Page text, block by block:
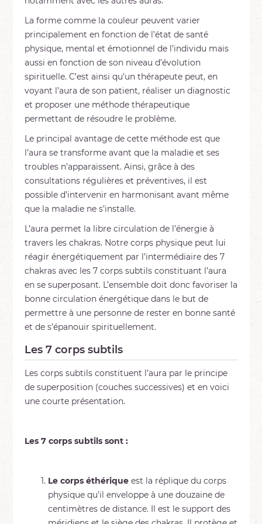
La forme comme la couleur peuvent varier
principalement en fonction de l’état de santé
physique, mental et émotionnel de l’individu mais
aussi en fonction de son niveau d’évolution
spirituelle. C’est ainsi qu’un thérapeute peut, en
voyant l’aura de son patient, réaliser un diagnostic
et proposer une méthode thérapeutique
permettant de résoudre le problème.
Le principal avantage de cette méthode est que
l’aura se transforme avant que la maladie et ses
troubles n’apparaissent. Ainsi, grâce à des
consultations régulières et préventives, il est
possible d’intervenir en harmonisant avant même
que la maladie ne s’installe.
L’aura permet la libre circulation de l’énergie à
travers les chakras. Notre corps physique peut lui
réagir énergétiquement par l’intermédiaire des 7
chakras avec les 7 corps subtils constituant l’aura
en se superposant. L’ensemble doit donc favoriser la
bonne circulation énergétique dans le but de
permettre à une personne de rester en bonne santé
et de s’épanouir spirituellement.
Les 7 corps subtils
Les corps subtils constituent l’aura par le principe
de superposition (couches successives) et en voici
une courte présentation.
Les 7 corps subtils sont :
Le corps éthériqueest la réplique du corps
physique qu’il enveloppe à une douzaine de
centimètres de distance. Il est le support des